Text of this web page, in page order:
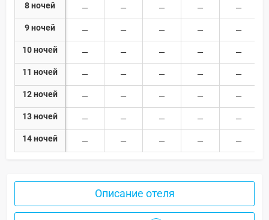
8 ночей
9 ночей
10 ночей
11 ночей
12 ночей
13 ночей
14 ночей
Описание отеля